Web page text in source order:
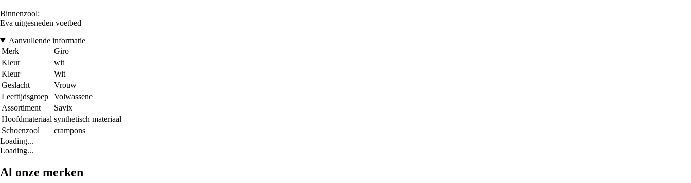
Binnenzool:
Eva uitgesneden voetbed
Aanvullende informatie
Merk
Giro
Kleur
wit
Kleur
Wit
Geslacht
Vrouw
Leeftijdsgroep
Volwassene
Assortiment
Savix
Hoofdmateriaal synthetisch materiaal
Schoenzool
crampons
Loading...
Loading...
Al onze merken